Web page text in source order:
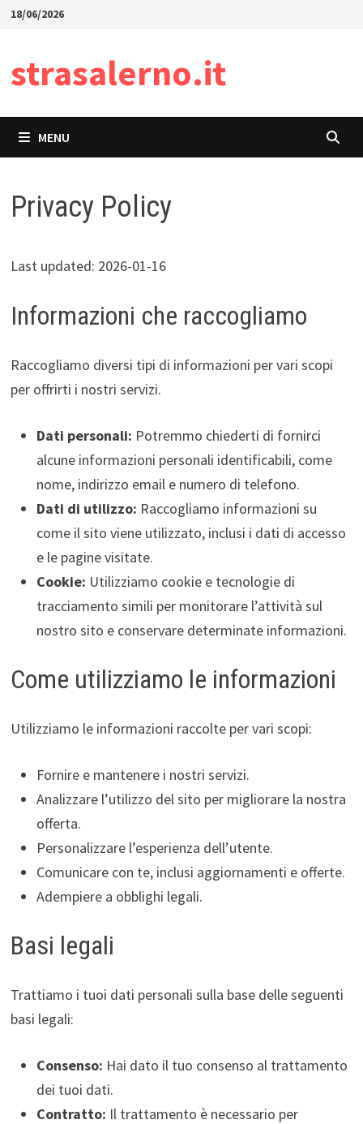
Skip18/06/2026
strasalerno.it
MENU
Privacy Policy
Last updated: 2026-01-16
Informazioni che raccogliamo
Raccogliamo diversi tipi di informazioni per vari scopi
per offrirti i nostri servizi.
Dati personali: Potremmo chiederti di fornirci
alcune informazioni personali identificabili, come
nome, indirizzo email e numero di telefono.
Dati di utilizzo: Raccogliamo informazioni su
come il sito viene utilizzato, inclusi i dati di accesso
e le pagine visitate.
Cookie: Utilizziamo cookie e tecnologie di
tracciamento simili per monitorare l’attività sul
nostro sito e conservare determinate informazioni.
Come utilizziamo le informazioni
Utilizziamo le informazioni raccolte per vari scopi:
Fornire e mantenere i nostri servizi.
Analizzare l’utilizzo del sito per migliorare la nostra
offerta.
Personalizzare l’esperienza dell’utente.
Comunicare con te, inclusi aggiornamenti e offerte.
Adempiere a obblighi legali.
Basi legali
Trattiamo i tuoi dati personali sulla base delle seguenti
basi legali:
Consenso: Hai dato il tuo consenso al trattamento
dei tuoi dati.
Contratto: Il trattamento è necessario per